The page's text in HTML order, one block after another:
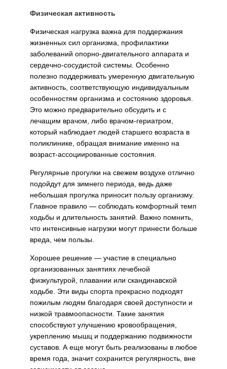
Физическая активность
Физическая нагрузка важна для поддержания
жизненных сил организма, профилактики
заболеваний опорно-двигательного аппарата и
сердечно-сосудистой системы. Особенно
полезно поддерживать умеренную двигательную
активность, соответствующую индивидуальным
особенностям организма и состоянию здоровья.
Это можно предварительно обсудить и с
лечащим врачом, либо врачом-гериатром,
который наблюдает людей старшего возраста в
поликлинике, обращая внимание именно на
возраст-ассоциированные состояния.
Регулярные прогулки на свежем воздухе отлично
подойдут для зимнего периода, ведь даже
небольшая прогулка приносит пользу организму.
Главное правило — соблюдать комфортный темп
ходьбы и длительность занятий. Важно помнить,
что интенсивные нагрузки могут принести больше
вреда, чем пользы.
Хорошее решение — участие в специально
организованных занятиях лечебной
физкультурой, плавании или скандинавской
ходьбе. Эти виды спорта прекрасно подходят
пожилым людям благодаря своей доступности и
низкой травмоопасности. Такие занятия
способствуют улучшению кровообращения,
укреплению мышц и поддержанию подвижности
суставов. А еще могут быть реализованы в любое
время года, значит сохранится регулярность, вне